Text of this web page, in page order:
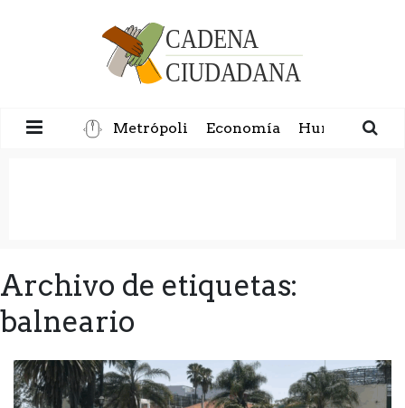
Metrópoli Economía Humanidad
Archivo de etiquetas:
balneario